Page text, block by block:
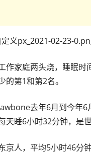
作家庭两头烧，睡眠
的第1和第2名。
去年6月到今年6
天睡6小时32分钟，是
京人，平均5小时46分